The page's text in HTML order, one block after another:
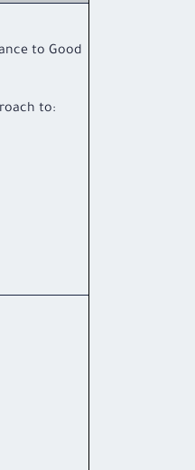
to Good
to